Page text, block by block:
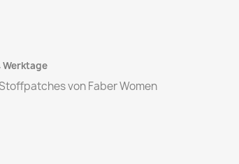
von Faber Women